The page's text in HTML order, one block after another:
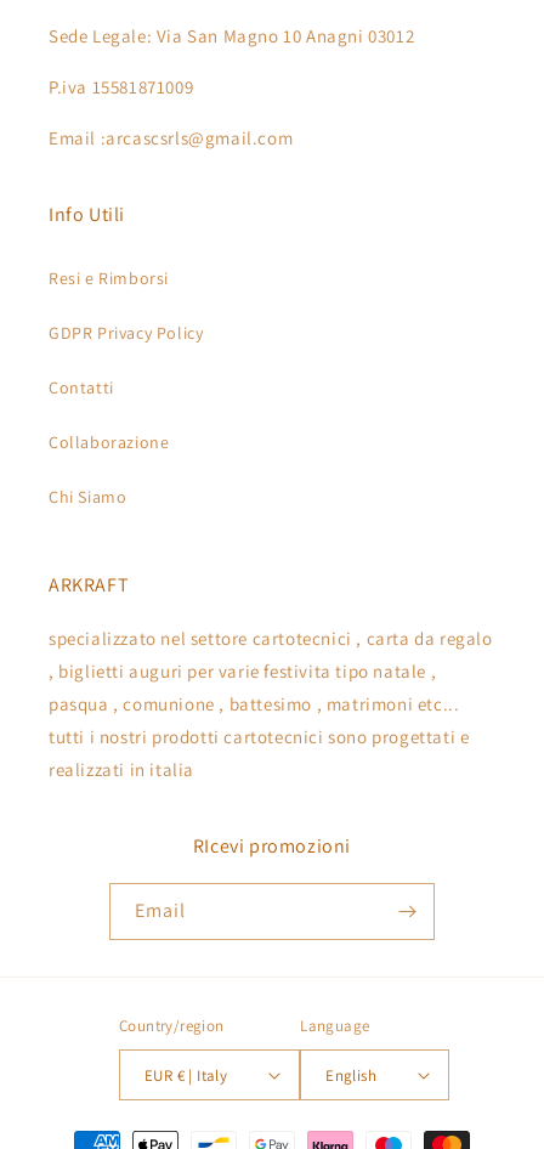
Sede Legale: Via San Magno 10 Anagni 03012
P.iva 15581871009
Email :arcascsrls@gmail.com
Info Utili
Resi e Rimborsi
GDPR Privacy Policy
Contatti
Collaborazione
Chi Siamo
ARKRAFT
specializzato nel settore cartotecnici , carta da regalo
, biglietti auguri per varie festivita tipo natale ,
pasqua , comunione , battesimo , matrimoni etc...
tutti i nostri prodotti cartotecnici sono progettati e
realizzati in italia
RIcevi promozioni
Email
Country/region
EUR € | Italy
Language
English
Payment